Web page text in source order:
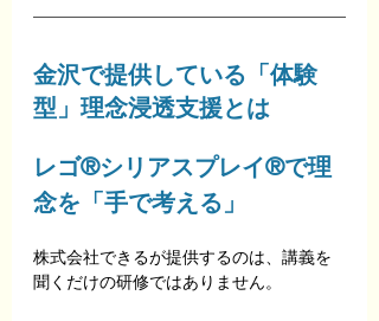
金沢で提供している「体験
型」理念浸透支援とは
レゴ®シリアスプレイ®で理
念を「手で考える」
株式会社できるが提供するのは、講義を
聞くだけの研修ではありません。